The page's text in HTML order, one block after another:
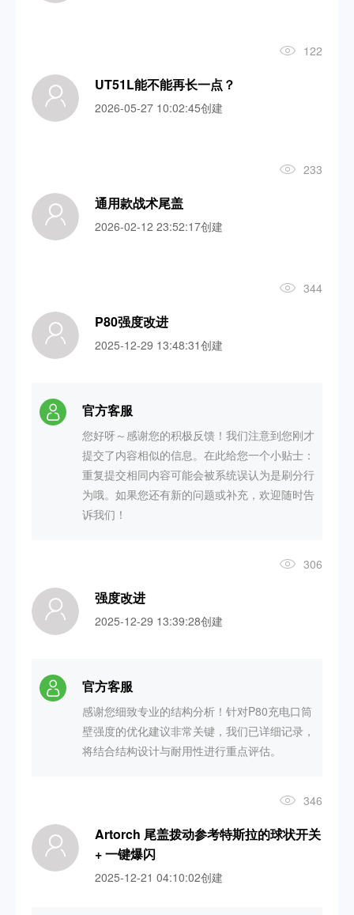
122
UT51L能不能再长一点？
2026-05-27 10:02:45创建
233
通用款战术尾盖
2026-02-12 23:52:17创建
344
P80强度改进
2025-12-29 13:48:31创建
官方客服
您好呀～感谢您的积极反馈！我们注意到您刚才
提交了内容相似的信息。在此给您一个小贴士：
重复提交相同内容可能会被系统误认为是刷分行
为哦。如果您还有新的问题或补充，欢迎随时告
诉我们！
306
强度改进
2025-12-29 13:39:28创建
官方客服
感谢您细致专业的结构分析！针对P80充电口筒
壁强度的优化建议非常关键，我们已详细记录，
将结合结构设计与耐用性进行重点评估。
346
Artorch 尾盖拨动参考特斯拉的球状开关
+ 一键爆闪
2025-12-21 04:10:02创建